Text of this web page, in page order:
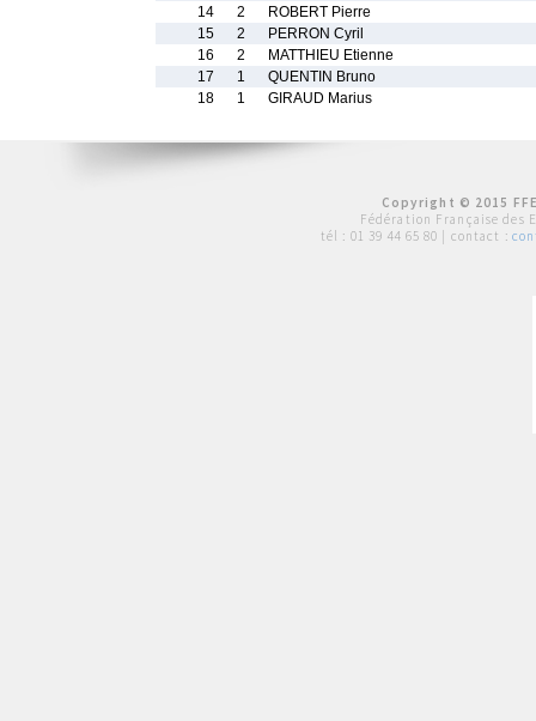
14
2
ROBERT Pierre
15
2
PERRON Cyril
16
2
MATTHIEU Etienne
17
1
QUENTIN Bruno
18
1 GIRAUD Marius
Copyright © 2015
Fédération Française des
tél : 01 39 44 65 80 | contact :